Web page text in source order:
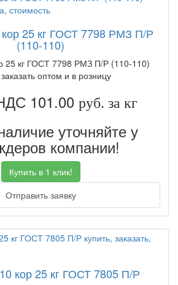
кор 25 кг ГОСТ 7798 РМЗ П/Р
(110-110)
25 кг ГОСТ 7798 РМЗ П/Р (110-110)
заказать оптом и в розницу
101.00 руб. за кг
уточняйте у
компании!
Купить в 1 клик!
Отправить заявку
кор 25 кг ГОСТ 7805 П/Р